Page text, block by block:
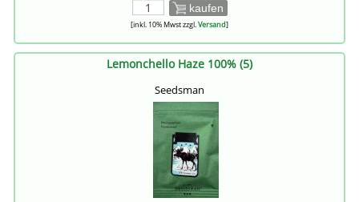
kaufen
[inkl. 10% Mwst zzgl.Versand]
Lemonchello Haze 100% (5)
Seedsman